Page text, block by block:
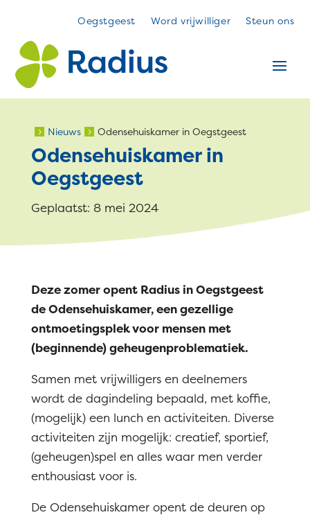
Oegstgeest Word vrijwilliger Steun ons
5 Nieuws 5 Odensehuiskamer in Oegstgeest
Odensehuiskamer in
Oegstgeest
Geplaatst: 8 mei 2024
Deze zomer opent Radius in Oegstgeest
de Odensehuiskamer, een gezellige
ontmoetingsplek voor mensen met
(beginnende) geheugenproblematiek.
Samen met vrijwilligers en deelnemers
wordt de dagindeling bepaald, met koffie,
(mogelijk) een lunch en activiteiten. Diverse
activiteiten zijn mogelijk: creatief, sportief,
(geheugen)spel en alles waar men verder
enthousiast voor is.
De Odensehuiskamer opent de deuren op